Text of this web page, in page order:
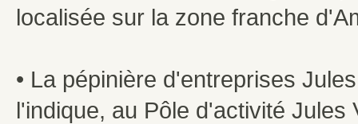
localisée sur la zone franche
• La pépinière d'entreprises
l'indique, au Pôle d'activité